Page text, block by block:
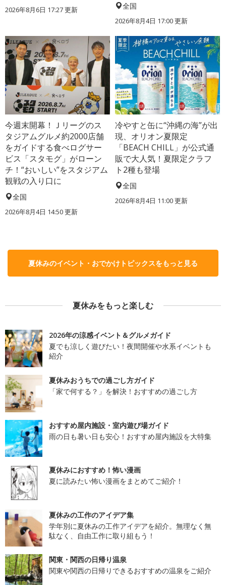
2026年8月6日 17:27更新 全国
2026年8月4日 17:00更新
今週末開幕！Ｊリーグのス
タジアムグルメ約2000店舗
をガイドする食べログサー
ビス「スタモグ」がローン
チ！“おいしい”をスタジアム
観戦の入り口に
全国
2026年8月4日 14:50更新
冷やすと缶に“沖縄の海”が出
現、オリオン夏限定
「BEACH CHILL」が公式通
販で大人気！夏限定クラフ
ト2種も登場
全国
2026年8月4日 11:00更新
夏休みのイベント・おでかけトピックスをもっと見る
夏休みをもっと楽しむ
2026年の涼感イベント＆グルメガイド
夏でも涼しく遊びたい！夜間開催や水系イベントも
紹介
夏休みおうちでの過ごし方ガイド
「家で何する？」を解決！おすすめの過ごし方
おすすめ屋内施設・室内遊び場ガイド
雨の日も暑い日も安心！おすすめ屋内施設を大特集
夏休みにおすすめ！怖い漫画
夏に読みたい怖い漫画をまとめてご紹介！
夏休みの工作のアイデア集
学年別に夏休みの工作アイデアを紹介。無理なく無
駄なく、自由工作に取り組もう！
関東・関西の日帰り温泉
関東や関西の日帰りできるおすすめの温泉をご紹介